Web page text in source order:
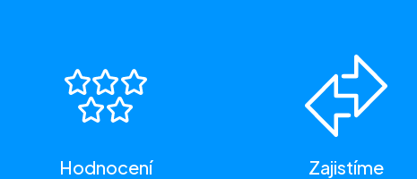
Hodnocení
Zajistíme